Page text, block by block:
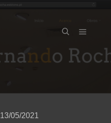
13/05/2021